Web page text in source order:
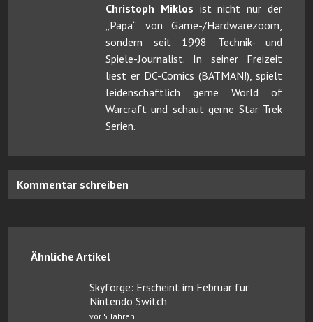
Christoph Miklos ist nicht nur der
„Papa“ von Game-/Hardwarezoom,
sondern seit 1998 Technik- und
Spiele-Journalist. In seiner Freizeit
liest er DC-Comics (BATMAN!), spielt
leidenschaftlich gerne World of
Warcraft und schaut gerne Star Trek
Serien.
Kommentar schreiben
Ähnliche Artikel
Skyforge: Erscheint im Februar für
Nintendo Switch
vor 5 Jahren